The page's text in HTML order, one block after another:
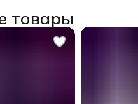
товары